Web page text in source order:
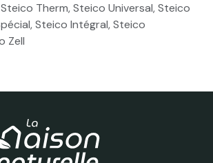
Therm, Steico Universal, Steico
Steico Intégral, Steico
Zell